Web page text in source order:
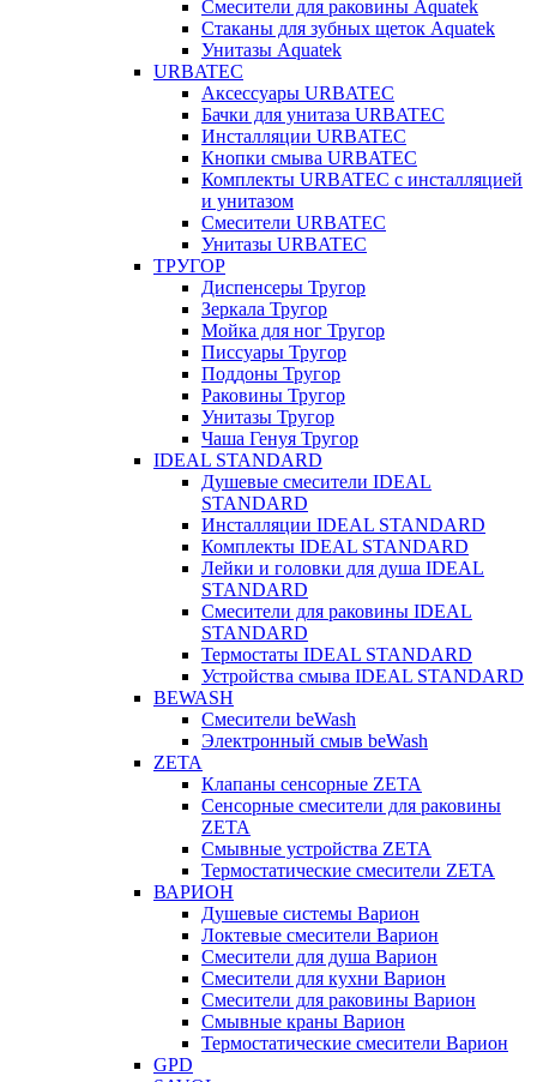
Смесители для раковины Aquatek
Стаканы для зубных щеток Aquatek
Унитазы Aquatek
URBATEC
Аксессуары URBATEC
Бачки для унитаза URBATEC
Инсталляции URBATEC
Кнопки смыва URBATEC
Комплекты URBATEC с инсталляцией
и унитазом
Смесители URBATEC
Унитазы URBATEC
ТРУГОР
Диспенсеры Тругор
Зеркала Тругор
Мойка для ног Тругор
Писсуары Тругор
Поддоны Тругор
Раковины Тругор
Унитазы Тругор
Чаша Генуя Тругор
IDEAL STANDARD
Душевые смесители IDEAL
STANDARD
Инсталляции IDEAL STANDARD
Комплекты IDEAL STANDARD
Лейки и головки для душа IDEAL
STANDARD
Смесители для раковины IDEAL
STANDARD
Термостаты IDEAL STANDARD
Устройства смыва IDEAL STANDARD
BEWASH
Смесители beWash
Электронный смыв beWash
ZETA
Клапаны сенсорные ZETA
Сенсорные смесители для раковины
ZETA
Смывные устройства ZETA
Термостатические смесители ZETA
ВАРИОН
Душевые системы Варион
Локтевые смесители Варион
Смесители для душа Варион
Смесители для кухни Варион
Смесители для раковины Варион
Смывные краны Варион
Термостатические смесители Варион
GPD